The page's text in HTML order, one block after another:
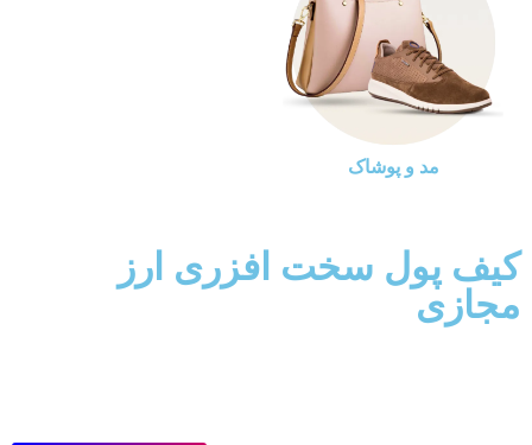
مد و پوشاک
کیف پول سخت افزری ارز
مجازی